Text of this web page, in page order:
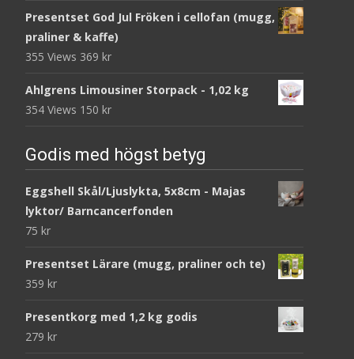
Presentset God Jul Fröken i cellofan (mugg,
praliner & kaffe)
355 Views 369 kr
Ahlgrens Limousiner Storpack - 1,02 kg
354 Views 150 kr
Godis med högst betyg
Eggshell Skål/Ljuslykta, 5x8cm - Majas
lyktor/ Barncancerfonden
75 kr
Presentset Lärare (mugg, praliner och te)
359 kr
Presentkorg med 1,2 kg godis
279 kr